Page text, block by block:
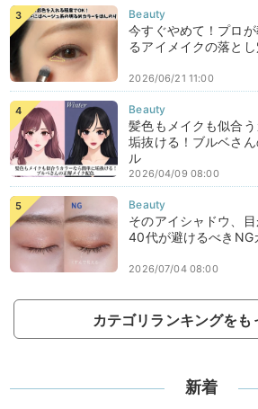
今すぐやめて！プロ
るアイメイクの落と
2026/06/21 11:00
髪色もメイクも似合
垢抜ける！ブルベさ
ル
2026/04/09 08:00
そのアイシャドウ、
40代が避けるべきNG
2026/07/04 08:00
カテゴリランキングをも
新着